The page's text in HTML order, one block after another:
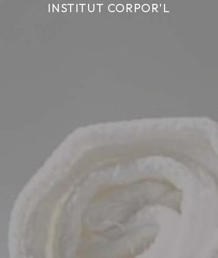
INSTITUT CORPOR'L